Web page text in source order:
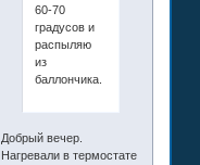
60-70
градусов и
распыляю
из
баллончика.
Добрый вечер.
Нагревали в термостате